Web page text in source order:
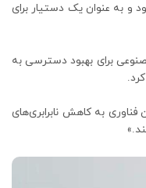
و به عنوان یک دستیار برای
برای بهبود دسترسی به
به کاهش نابرابری‌های